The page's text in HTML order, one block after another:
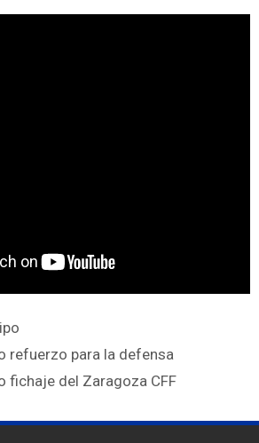
refuerzo para la defensa
fichaje del Zaragoza CFF